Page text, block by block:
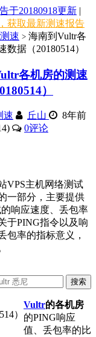
于20180918更新 |
获取最新测速报告
速 > 海南到Vultr各
数据（20180514）
各机房的测速
）
速 丘山
8年前
0评论
VPS主机网络测试
一部分，主要提供
响应速度、丢包率
于PING指令以及响
包率的指标意义，
Vultr的各机房
的PING响应
值、丢包率的比